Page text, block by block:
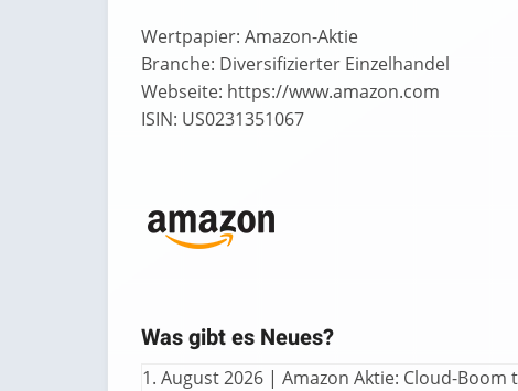
Wertpapier: Amazon-Aktie
Branche: Diversifizierter Einzelhandel
Webseite: https://www.amazon.com
ISIN: US0231351067
Was gibt es Neues?
1. August 2026 | Amazon Aktie: Cloud-